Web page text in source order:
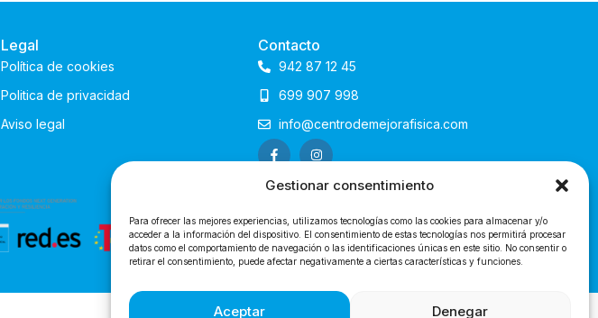
Gestionar consentimiento
Para ofrecer las mejores experiencias, utilizamos tecnologías como las cookies para almacenar y/o
acceder a la información del dispositivo. El consentimiento de estas tecnologías nos permitirá procesar
datos como el comportamiento de navegación o las identificaciones únicas en este sitio. No consentir o
retirar el consentimiento, puede afectar negativamente a ciertas características y funciones.
Aceptar Denegar
Legal
Política de cookies
Politica de privacidad
Aviso legal
Contacto
942 87 12 45
699 907 998
info@centrodemejorafisica.com
@2024 Centro de Mejora Física